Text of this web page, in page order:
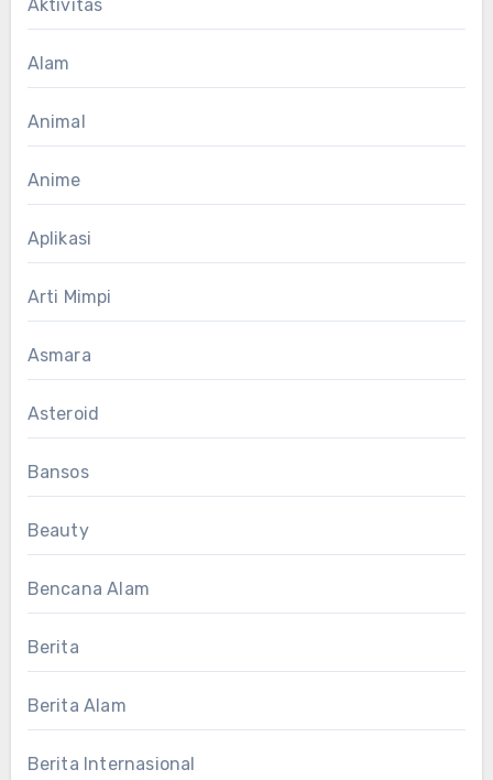
Aktivitas
Alam
Animal
Anime
Aplikasi
Arti Mimpi
Asmara
Asteroid
Bansos
Beauty
Bencana Alam
Berita
Berita Alam
Berita Internasional